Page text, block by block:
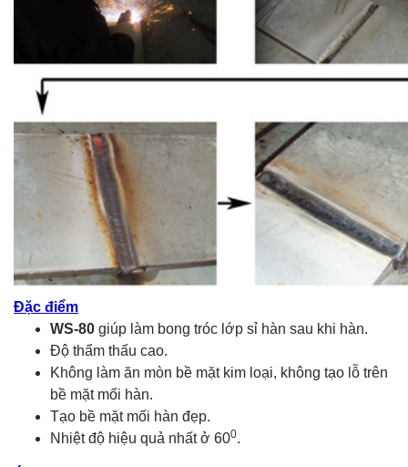
Đặc điểm
WS-80 giúp làm bong tróc lớp sỉ hàn sau khi hàn.
Độ thẩm thấu cao.
Không làm ăn mòn bề mặt kim loại, không tạo lỗ trên
bề mặt mối hàn.
Tạo bề mặt mối hàn đẹp.
Nhiệt độ hiệu quả nhất ở 600.